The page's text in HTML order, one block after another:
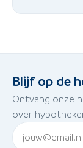
Blijf op de
Ontvang onze
over